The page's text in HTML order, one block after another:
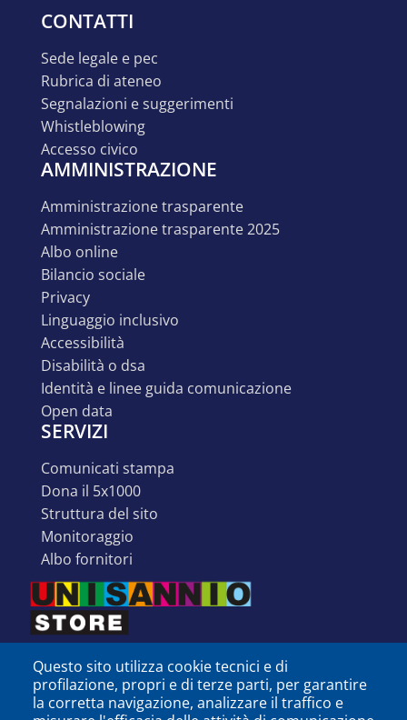
CONTATTI
sede legale e pec
rubrica di ateneo
segnalazioni e suggerimenti
whistleblowing
accesso civico
AMMINISTRAZIONE
amministrazione trasparente
amministrazione trasparente 2025
albo online
bilancio sociale
privacy
linguaggio inclusivo
accessibilità
disabilità o dsa
identità e linee guida comunicazione
open data
SERVIZI
comunicati stampa
dona il 5x1000
struttura del sito
monitoraggio
albo fornitori
Questo sito utilizza cookie tecnici e di
profilazione, propri e di terze parti, per garantire
la corretta navigazione, analizzare il traffico e